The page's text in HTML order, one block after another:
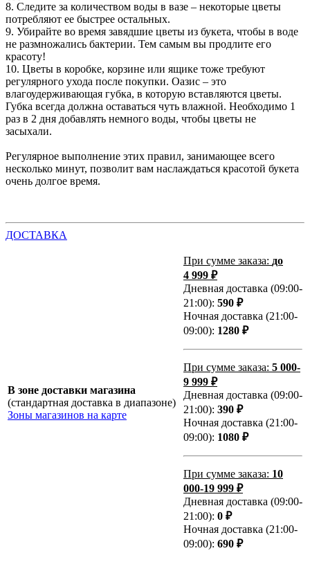
8. Следите за количеством воды в вазе – некоторые цветы
потребляют ее быстрее остальных.
9. Убирайте во время завядшие цветы из букета, чтобы в воде
не размножались бактерии. Тем самым вы продлите его
красоту!
10. Цветы в коробке, корзине или ящике тоже требуют
регулярного ухода после покупки. Оазис – это
влагоудерживающая губка, в которую вставляются цветы.
Губка всегда должна оставаться чуть влажной. Необходимо 1
раз в 2 дня добавлять немного воды, чтобы цветы не
засыхали.
Регулярное выполнение этих правил, занимающее всего
несколько минут, позволит вам наслаждаться красотой букета
очень долгое время.
ДОСТАВКА
В зоне доставки магазина
(стандартная доставка в диапазоне)
Зоны магазинов на карте
При сумме заказа: до
4 999 ₽
Дневная доставка (09:00-
21:00): 590 ₽
Ночная доставка (21:00-
09:00): 1280 ₽
При сумме заказа: 5 000-
9 999 ₽
Дневная доставка (09:00-
21:00): 390 ₽
Ночная доставка (21:00-
09:00): 1080 ₽
При сумме заказа: 10
000-19 999 ₽
Дневная доставка (09:00-
21:00): 0 ₽
Ночная доставка (21:00-
09:00): 690 ₽